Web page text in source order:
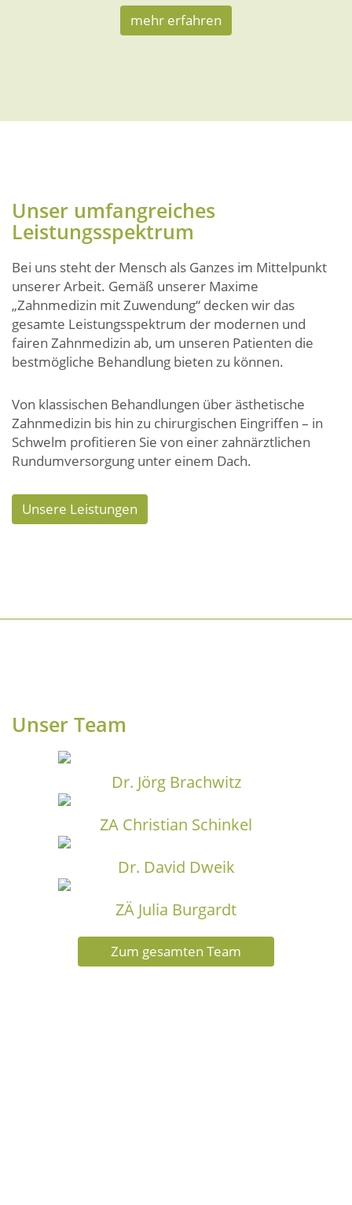
mehr erfahren
Unser umfangreiches
Leistungsspektrum
Bei uns steht der Mensch als Ganzes im Mittelpunkt
unserer Arbeit. Gemäß unserer Maxime
„Zahnmedizin mit Zuwendung“ decken wir das
gesamte Leistungsspektrum der modernen und
fairen Zahnmedizin ab, um unseren Patienten die
bestmögliche Behandlung bieten zu können.
Von klassischen Behandlungen über ästhetische
Zahnmedizin bis hin zu chirurgischen Eingriffen – in
Schwelm profitieren Sie von einer zahnärztlichen
Rundumversorgung unter einem Dach.
Unsere Leistungen
Unser Team
Dr. Jörg Brachwitz
ZA Christian Schinkel
Dr. David Dweik
ZÄ Julia Burgardt
Zum gesamten Team